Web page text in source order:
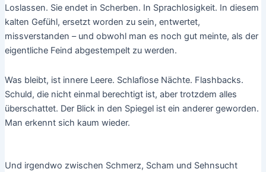
Loslassen. Sie endet in Scherben. In Sprachlosigkeit. In diesem
kalten Gefühl, ersetzt worden zu sein, entwertet,
missverstanden – und obwohl man es noch gut meinte, als der
eigentliche Feind abgestempelt zu werden.
Was bleibt, ist innere Leere. Schlaflose Nächte. Flashbacks.
Schuld, die nicht einmal berechtigt ist, aber trotzdem alles
überschattet. Der Blick in den Spiegel ist ein anderer geworden.
Man erkennt sich kaum wieder.
Und irgendwo zwischen Schmerz, Scham und Sehnsucht